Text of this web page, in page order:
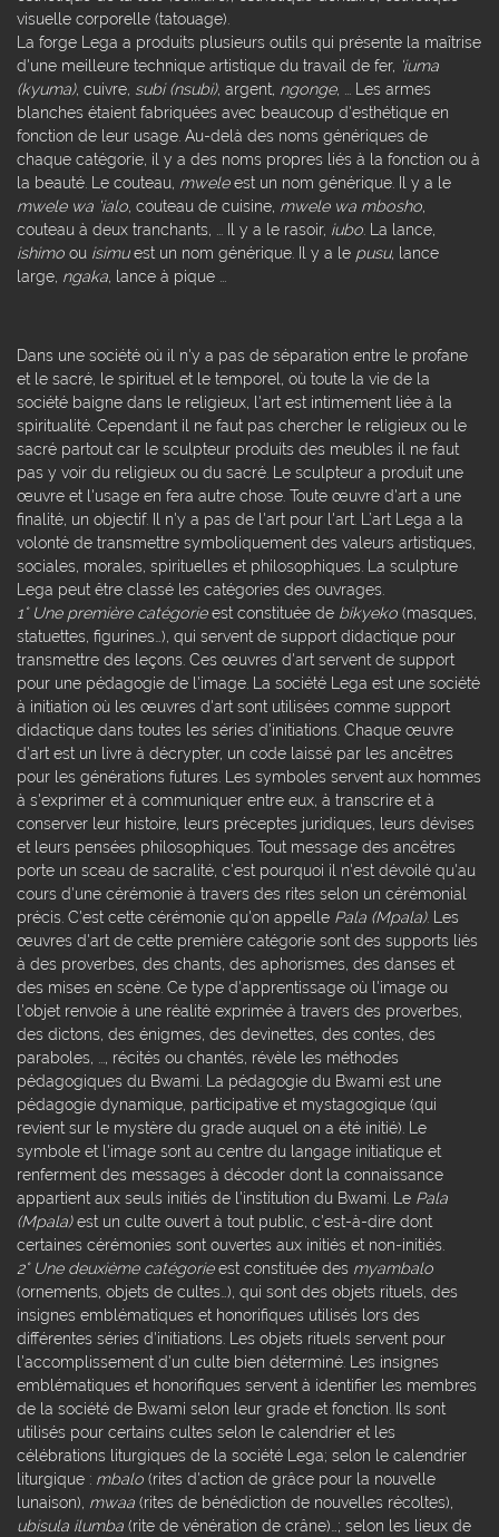
visuelle corporelle (tatouage).
La forge Lega a produits plusieurs outils qui présente la maîtrise
d'une meilleure technique artistique du travail de fer, 'iuma
(kyuma), cuivre, subi (nsubi), argent, ngonge, ... Les armes
blanches étaient fabriquées avec beaucoup d'esthétique en
fonction de leur usage. Au-delà des noms génériques de
chaque catégorie, il y a des noms propres liés à la fonction ou à
la beauté. Le couteau, mweleest un nom générique. Il y a le
mwele wa 'ialo , couteau de cuisine, mwele wa mbosho
couteau à deux tranchants, ... Il y a le rasoir, iubo . La lance,
ishimo ou isimuest un nom générique. Il y a le pusu, lance
large, ngaka , lance à pique ...
Dans une société où il n'y a pas de séparation entre le profane
et le sacré, le spirituel et le temporel, où toute la vie de la
société baigne dans le religieux, l'art est intimement liée à la
spiritualité. Cependant il ne faut pas chercher le religieux ou le
sacré partout car le sculpteur produits des meubles il ne faut
pas y voir du religieux ou du sacré. Le sculpteur a produit une
œuvre et l'usage en fera autre chose. Toute œuvre d'art a une
finalité, un objectif. Il n'y a pas de l'art pour l'art. L’art Lega a la
volonté de transmettre symboliquement des valeurs artistiques,
sociales, morales, spirituelles et philosophiques. La sculpture
Lega peut être classé les catégories des ouvrages.
1° Une première catégorieest constituée de bikyeko (masques,
statuettes, figurines…), qui servent de support didactique pour
transmettre des leçons. Ces œuvres d'art servent de support
pour une pédagogie de l'image. La société Lega est une société
à initiation où les œuvres d'art sont utilisées comme support
didactique dans toutes les séries d'initiations. Chaque œuvre
d'art est un livre à décrypter, un code laissé par les ancêtres
pour les générations futures. Les symboles servent aux hommes
à s'exprimer et à communiquer entre eux, à transcrire et à
conserver leur histoire, leurs préceptes juridiques, leurs dévises
et leurs pensées philosophiques. Tout message des ancêtres
porte un sceau de sacralité, c'est pourquoi il n'est dévoilé qu'au
cours d'une cérémonie à travers des rites selon un cérémonial
précis. C'est cette cérémonie qu'on appelle Pala (Mpala). Les
œuvres d'art de cette première catégorie sont des supports liés
à des proverbes, des chants, des aphorismes, des danses et
des mises en scène. Ce type d'apprentissage où l'image ou
l'objet renvoie à une réalité exprimée à travers des proverbes,
des dictons, des énigmes, des devinettes, des contes, des
paraboles, ..., récités ou chantés, révèle les méthodes
pédagogiques du Bwami. La pédagogie du Bwami est une
pédagogie dynamique, participative et mystagogique (qui
revient sur le mystère du grade auquel on a été initié). Le
symbole et l'image sont au centre du langage initiatique et
renferment des messages à décoder dont la connaissance
appartient aux seuls initiés de l'institution du Bwami. Le Pala
(Mpala)est un culte ouvert à tout public, c'est-à-dire dont
certaines cérémonies sont ouvertes aux initiés et non-initiés.
2° Une deuxième catégorieest constituée des myambalo
(ornements, objets de cultes…), qui sont des objets rituels, des
insignes emblématiques et honorifiques utilisés lors des
différentes séries d'initiations. Les objets rituels servent pour
l'accomplissement d'un culte bien déterminé. Les insignes
emblématiques et honorifiques servent à identifier les membres
de la société de Bwami selon leur grade et fonction. Ils sont
utilisés pour certains cultes selon le calendrier et les
célébrations liturgiques de la société Lega; selon le calendrier
liturgique : mbalo (rites d'action de grâce pour la nouvelle
lunaison), mwaa (rites de bénédiction de nouvelles récoltes),
ubisula ilumba (rite de vénération de crâne)…; selon les lieux de